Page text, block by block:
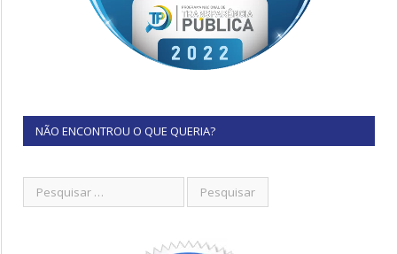
NÃO ENCONTROU O QUE QUERIA?